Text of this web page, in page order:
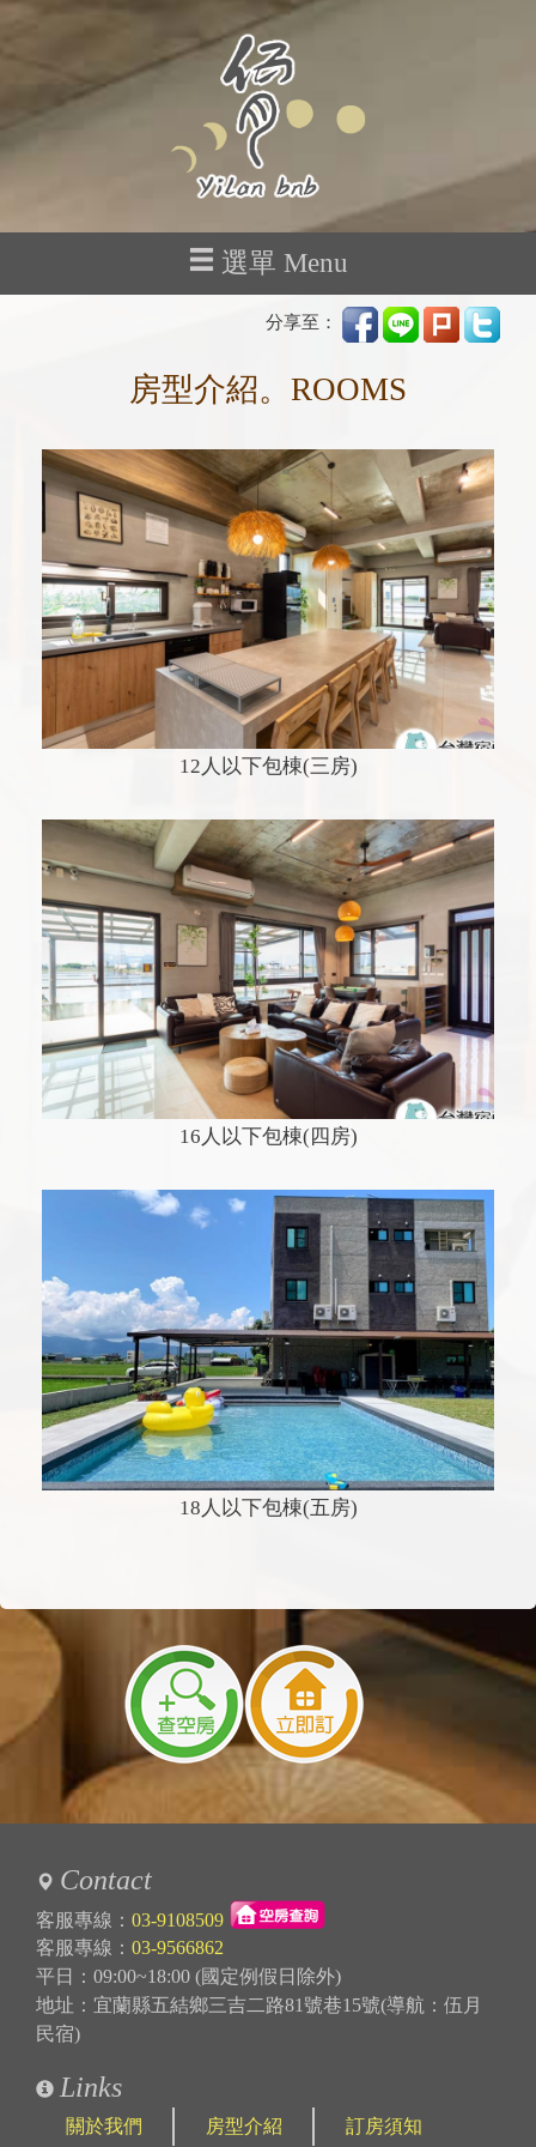
選單 Menu
分享至：
房型介紹。ROOMS
12人以下包棟(三房)
16人以下包棟(四房)
18人以下包棟(五房)
Contact
客服專線： 03-9108509
客服專線： 03-9566862
平日：09:00~18:00 (國定例假日除外)
地址：宜蘭縣五結鄉三吉二路81號巷15號(導航：伍月
民宿)
Links
關於我們 房型介紹 訂房須知